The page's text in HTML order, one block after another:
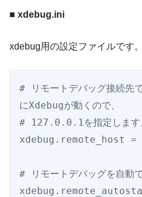
■ xdebug.ini
xdebug用の設定ファイルです。
# リモートデバッグ接続先
にXdebugが動くので、
# 127.0.0.1を指定します
xdebug.remote_host
# リモートデバッグを自動で